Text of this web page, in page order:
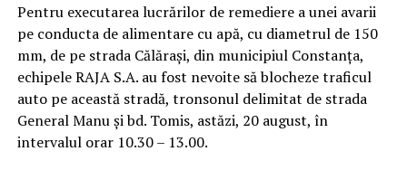
Pentru executarea lucrărilor de remediere a unei avarii
pe conducta de alimentare cu apă, cu diametrul de 150
mm, de pe strada Călărași, din municipiul Constanța,
echipele RAJA S.A. au fost nevoite să blocheze traficul
auto pe această stradă, tronsonul delimitat de strada
General Manu și bd. Tomis, astăzi, 20 august, în
intervalul orar 10.30 – 13.00.